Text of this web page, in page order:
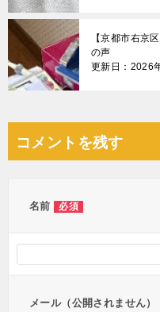
【京都市右京
の声
更新日：2026
コメントを残す
名前 必須
メール（公開されません）